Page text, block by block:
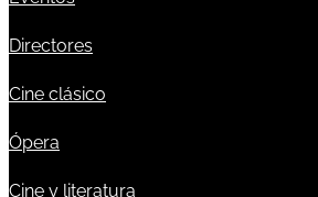
Directores
Cine clásico
Ópera
Cine y literatura